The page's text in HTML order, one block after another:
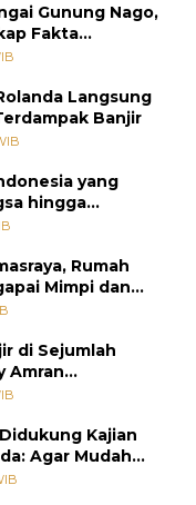
Gunung Nago,
Fakta
Langsung
Banjir
yang
hingga
Jepang
Rumah
Mimpi dan
di Sejumlah
Amran
Kajian
Agar Mudah